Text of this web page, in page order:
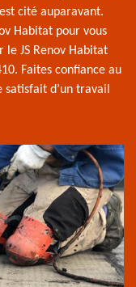
cité auparavant.
Habitat pour vous
le JS Renov Habitat
Faites confiance au
d’un travail